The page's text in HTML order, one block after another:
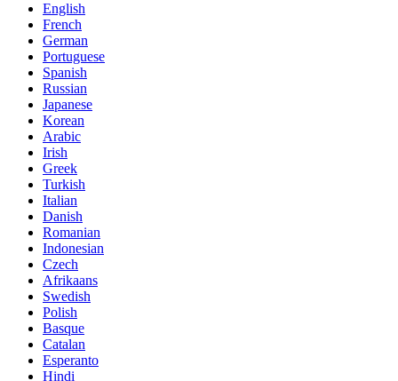
English
French
German
Portuguese
Spanish
Russian
Japanese
Korean
Arabic
Irish
Greek
Turkish
Italian
Danish
Romanian
Indonesian
Czech
Afrikaans
Swedish
Polish
Basque
Catalan
Esperanto
Hindi